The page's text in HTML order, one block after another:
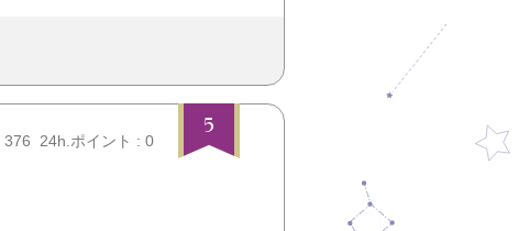
5
376 24h.ポイント : 0